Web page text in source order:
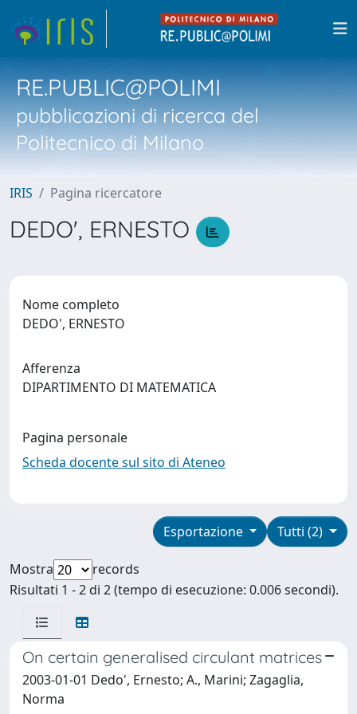
RE.PUBLIC@POLIMI
pubblicazioni di ricerca del
Politecnico di Milano
IRIS Pagina ricercatore
DEDO', ERNESTO
Nome completo
DEDO', ERNESTO
Afferenza
DIPARTIMENTO DI MATEMATICA
Pagina personale
Scheda docente sul sito di Ateneo
Tutti (2)
Esportazione
Mostra
records
Risultati 1 - 2 di 2 (tempo di esecuzione: 0.006 secondi).
On certain generalised circulant matrices
2003-01-01 Dedo', Ernesto; A., Marini; Zagaglia,
Norma